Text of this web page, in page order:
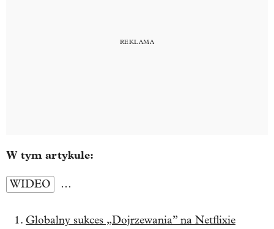
W tym artykule:
WIDEO …
Globalny sukces „Dojrzewania” na Netflixie